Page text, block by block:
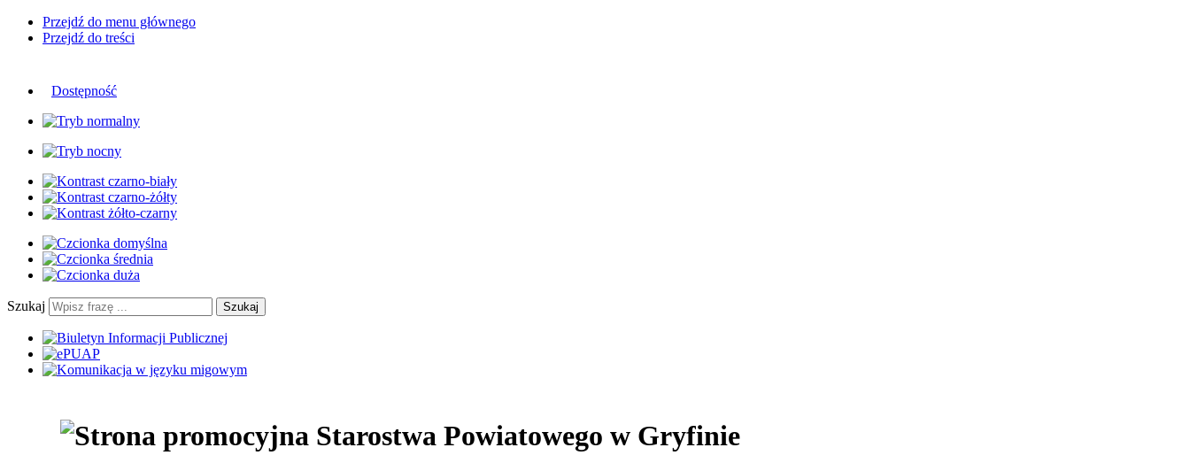
Przejdź do menu głównego
Przejdź do treści
Dostępność
Szukaj Szukaj